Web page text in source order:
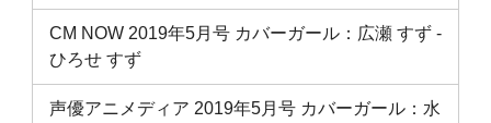
CM NOW 2019年5月号 カバーガール：広瀬 すず ‐
ひろせ すず
声優アニメディア 2019年5月号 カバーガール：水